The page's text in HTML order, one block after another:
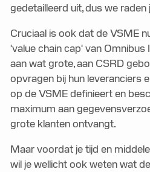
gedetailleerd uit, dus we
Cruciaal is ook dat de VSME
'value chain cap' van
aan wat grote, aan CSRD
opvragen bij hun leveranciers
op de VSME definieert en
maximum aan
grote klanten ontvangt.
Maar voordat je tijd en
wil je wellicht ook weten wat